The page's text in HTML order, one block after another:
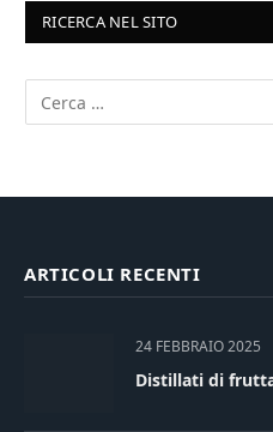
RICERCA NEL SITO
ARTICOLI RECENTI
24 FEBBRAIO 2025
Distillati di